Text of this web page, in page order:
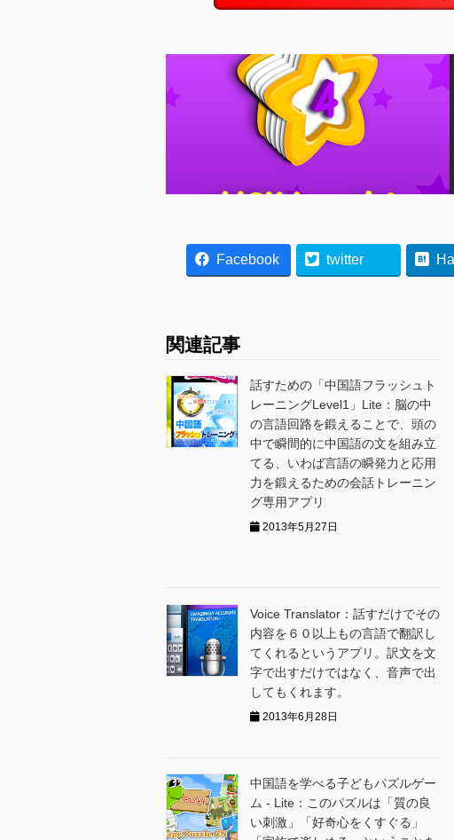
Facebook twitter
関連記事
話すための「中国語フラッシュト
レーニングLevel1」Lite：脳の中
の言語回路を鍛えることで、頭の
中で瞬間的に中国語の文を組み立
てる、いわば言語の瞬発力と応用
力を鍛えるための会話トレーニン
グ専用アプリ
2013年5月27日
Voice Translator：話すだけでその
内容を６０以上もの言語で翻訳し
てくれるというアプリ。訳文を文
字で出すだけではなく、音声で出
してもくれます。
2013年6月28日
中国語を学べる子どもパズルゲー
ム - Lite：このパズルは「質の良
い刺激」「好奇心をくすぐる」